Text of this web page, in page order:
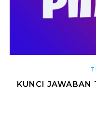
KUNCI JAWABAN